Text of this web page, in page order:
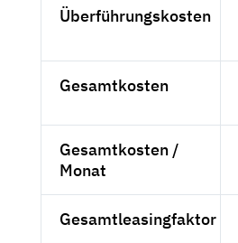
Überführungskosten
Gesamtkosten
Gesamtkosten /
Monat
Gesamtleasingfaktor